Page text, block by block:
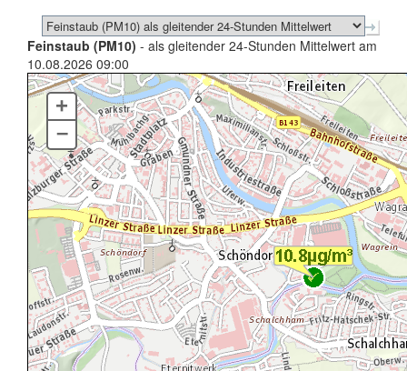
Feinstaub (PM10) - als gleitender 24-Stunden Mittelwert am
10.08.2026 09:00
+
–